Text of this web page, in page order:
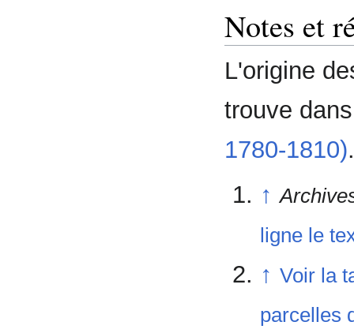
Notes et
L'origine
trouve
1780-1810).
↑
ligne le
↑ Voir la
parcelles